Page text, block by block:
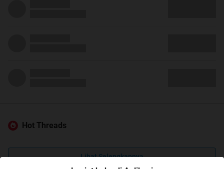
Hot Threads
Lihat Selengkapnya